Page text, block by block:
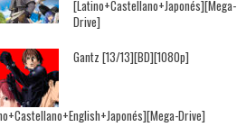
[Latino+Castellano+Japonés][Mega-
Drive]
Gantz [13/13][BD][1080p]
Drive]